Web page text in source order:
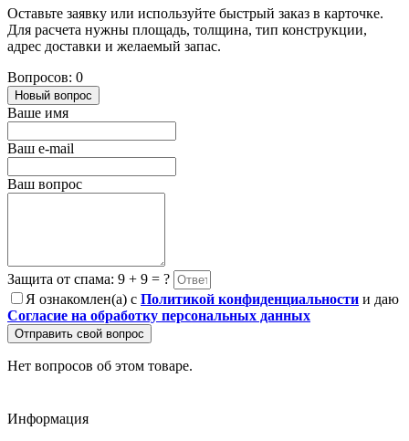
Оставьте заявку или используйте быстрый заказ в карточке.
Для расчета нужны площадь, толщина, тип конструкции,
адрес доставки и желаемый запас.
Вопросов: 0
Новый вопрос
Ваше имя
Ваш e-mail
Ваш вопрос
Защита от спама: 9 + 9 = ?
Я ознакомлен(а) с Политикой конфиденциальности и даю
Согласие на обработку персональных данных
Отправить свой вопрос
Нет вопросов об этом товаре.
Информация